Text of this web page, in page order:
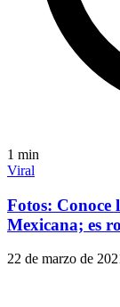
1 min
Viral
Fotos: Conoce
Mexicana; es
22 de marzo de